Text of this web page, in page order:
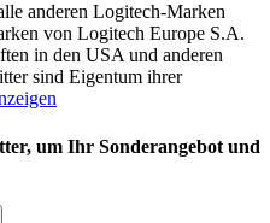
anderen Logitech-Marken
von Logitech Europe S.A.
in den USA und anderen
sind Eigentum ihrer
um Ihr Sonderangebot und